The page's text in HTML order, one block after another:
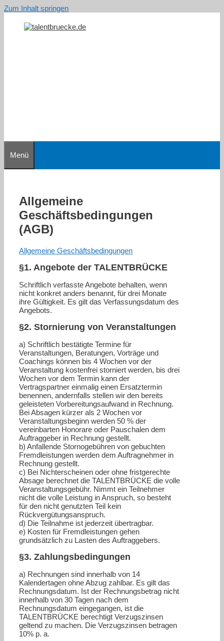
Zum Inhalt springen
Menü
Allgemeine
Geschäftsbedingungen
(AGB)
Allgemeine Geschäftsbedingungen
§1. Angebote der TALENTBRÜCKE
Schriftlich verfasste Angebote behalten, wenn
nicht konkret anders benannt, für drei Monate
ihre Gültigkeit. Es gilt das Verfassungsdatum des
Angebots.
§2. Stornierung von Veranstaltungen
a) Schriftlich bestätigte Termine für
Veranstaltungen, Beratungen, Vorträge und
Coachings können bis 4 Wochen vor der
Veranstaltung kostenfrei storniert werden, bis drei
Wochen vor dem Termin kann der
Vertragspartner einmalig einen Ersatztermin
benennen, andernfalls stellen wir den bereits
geleisteten Vorbereitungsaufwand in Rechnung.
Bei Absagen kürzer als 2 Wochen vor
Veranstaltungsbeginn werden 50 % der
vereinbarten Honorare oder Pauschalen dem
Auftraggeber in Rechnung gestellt.
b) Anfallende Stornogebühren von gebuchten
Fremdleistungen werden dem Auftragnehmer in
Rechnung gestellt.
c) Bei Nichterscheinen oder ohne fristgerechte
Absage berechnet die TALENTBRÜCKE die volle
Veranstaltungsgebühr. Nimmt ein Teilnehmer
nicht die volle Leistung in Anspruch, so besteht
für den nicht genutzten Teil kein
Rückvergütungsanspruch.
d) Die Teilnahme ist jederzeit übertragbar.
e) Kosten für Fremdleistungen gehen
grundsätzlich zu Lasten des Auftraggebers.
§3. Zahlungsbedingungen
a) Rechnungen sind innerhalb von 14
Kalendertagen ohne Abzug zahlbar. Es gilt das
Rechnungsdatum. Ist der Rechnungsbetrag nicht
innerhalb von 30 Tagen nach dem
Rechnungsdatum eingegangen, ist die
TALENTBRÜCKE berechtigt Verzugszinsen
geltend zu machen. Die Verzugszinsen betragen
10% p. a.